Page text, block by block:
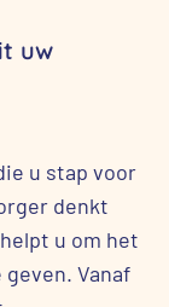
uw
u stap voor
denkt
u om het
Vanaf